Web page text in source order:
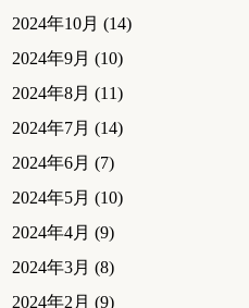
2024年10月 (14)
2024年9月 (10)
2024年8月 (11)
2024年7月 (14)
2024年6月 (7)
2024年5月 (10)
2024年4月 (9)
2024年3月 (8)
2024年2月 (9)